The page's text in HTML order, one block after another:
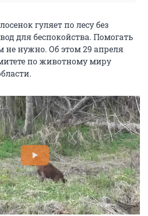
гуляет по лесу без
для беспокойства. Помогать
нужно. Об этом 29 апреля
по животному миру